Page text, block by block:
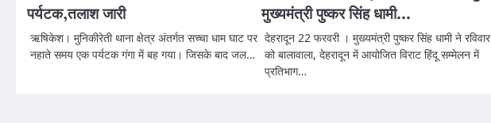
पर्यटक,तलाश जारी
ऋषिकेश। मुनिकीरेती थाना क्षेत्र अंतर्गत सच्चा धाम घाट पर
नहाते समय एक पर्यटक गंगा में बह गया। जिसके बाद जल…
मुख्यमंत्री पुष्कर सिंह धामी…
देहरादून 22 फरवरी । मुख्यमंत्री पुष्कर सिंह धामी ने रविवार
को बालावाला, देहरादून में आयोजित विराट हिंदू सम्मेलन में
प्रतिभाग…